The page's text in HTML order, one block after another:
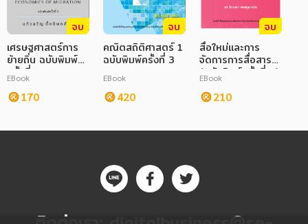
จบ
เศรษฐศาสตร์การ
ย้ายถิ่น ฉบับพิมพ์
ครั้งที่ 3
EBook
170
จบ
คณิตสถิติศาสตร์ 1
ฉบับพิมพ์ครั้งที่ 3
EBook
420
จบ
สื่อใหม่และการ
จัดการการสื่อสาร
(ฉบับพิมพ์ครั้งที่ 4)
EBook
210